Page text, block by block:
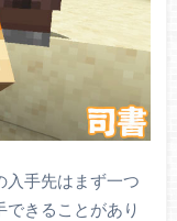
入手先はまず一つ
きることがあり